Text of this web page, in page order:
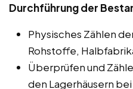
Durchführung der
Physisches Zählen
Rohstoffe,
Überprüfen und
den Lagerhäusern